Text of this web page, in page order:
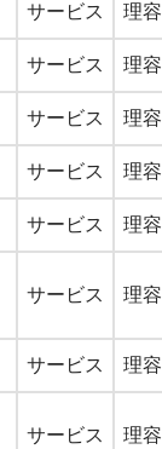
サービス 理
サービス 理
サービス 理
サービス 理
サービス 理
サービス 理
サービス 理
サービス 理